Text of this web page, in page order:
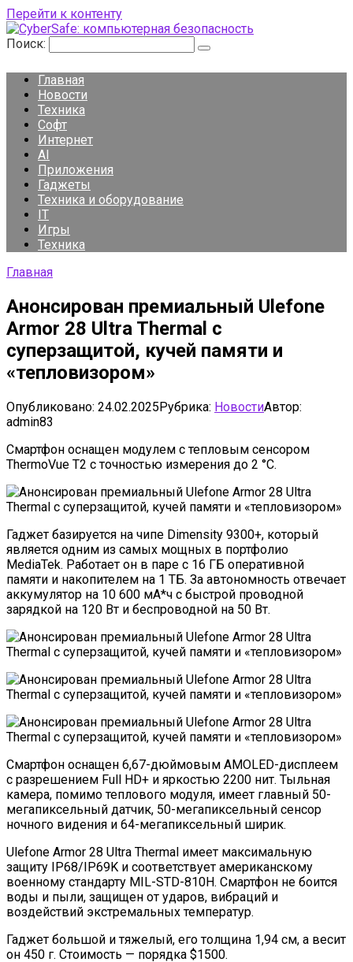
Перейти к контенту
Поиск:
Главная
Новости
Техника
Софт
Интернет
AI
Приложения
Гаджеты
Техника и оборудование
IT
Игры
Техника
Главная
Анонсирован премиальный Ulefone
Armor 28 Ultra Thermal с
суперзащитой, кучей памяти и
«тепловизором»
Опубликовано: 24.02.2025Рубрика: НовостиАвтор:
admin83
Смартфон оснащен модулем с тепловым сенсором
ThermoVue T2 с точностью измерения до 2 °C.
Гаджет базируется на чипе Dimensity 9300+, который
является одним из самых мощных в портфолио
MediaTek. Работает он в паре с 16 ГБ оперативной
памяти и накопителем на 1 ТБ. За автономность отвечает
аккумулятор на 10 600 мА*ч с быстрой проводной
зарядкой на 120 Вт и беспроводной на 50 Вт.
Смартфон оснащен 6,67-дюймовым AMOLED-дисплеем
с разрешением Full HD+ и яркостью 2200 нит. Тыльная
камера, помимо теплового модуля, имеет главный 50-
мегапиксельный датчик, 50-мегапиксельный сенсор
ночного видения и 64-мегапиксельный ширик.
Ulefone Armor 28 Ultra Thermal имеет максимальную
защиту IP68/IP69K и соответствует американскому
военному стандарту MIL-STD-810H. Смартфон не боится
воды и пыли, защищен от ударов, вибраций и
воздействий экстремальных температур.
Гаджет большой и тяжелый, его толщина 1,94 см, а весит
он 450 г. Стоимость — порядка $1500.